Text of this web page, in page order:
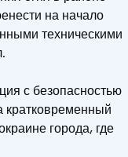
на начало
техническими
с безопасностью
города, где